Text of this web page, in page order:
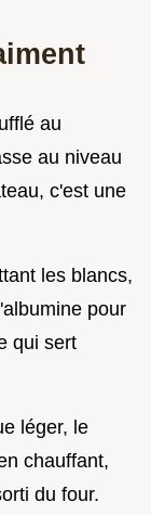
au
au niveau
c'est une
les blancs,
pour
qui sert
léger, le
chauffant,
du four.